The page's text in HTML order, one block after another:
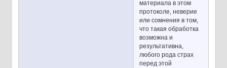
материала в этом
протоколе, неверие
или сомнения в том,
что такая обработка
возможна и
результативна,
любого рода страх
перед этой